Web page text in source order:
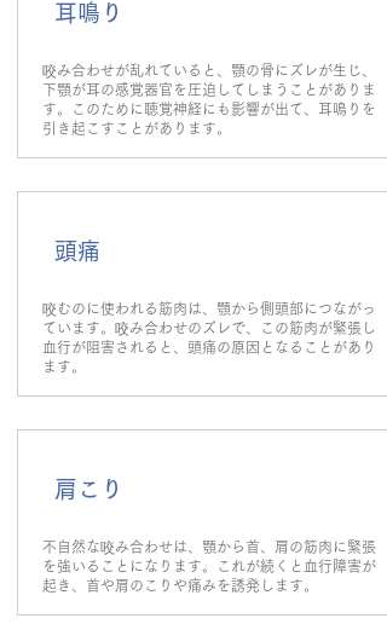
耳鳴り
咬み合わせが乱れていると、顎の骨にズレが生じ、
下顎が耳の感覚器官を圧迫してしまうことがありま
す。このために聴覚神経にも影響が出て、耳鳴りを
引き起こすことがあります。
頭痛
咬むのに使われる筋肉は、顎から側頭部につながっ
ています。咬み合わせのズレで、この筋肉が緊張し
血行が阻害されると、頭痛の原因となることがあり
ます。
肩こり
不自然な咬み合わせは、顎から首、肩の筋肉に緊張
を強いることになります。これが続くと血行障害が
起き、首や肩のこりや痛みを誘発します。